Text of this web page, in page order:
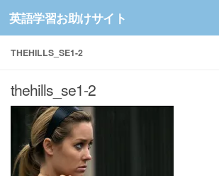
コンテンツへスキップ
英語学習お助けサイト
THEHILLS_SE1-2
thehills_se1-2